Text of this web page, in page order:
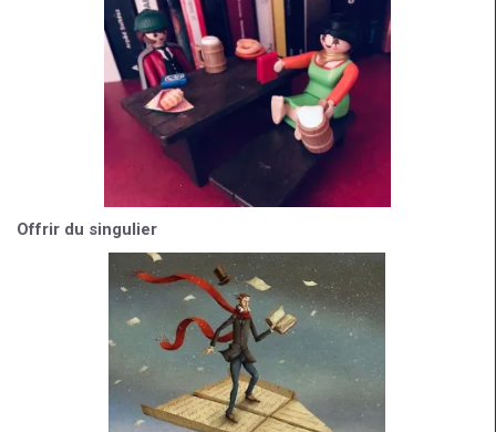
Offrir du singulier